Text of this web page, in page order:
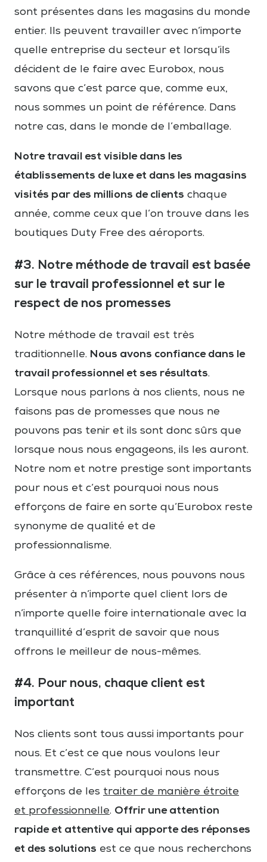
sont présentes dans les magasins du monde
entier. Ils peuvent travailler avec n’importe
quelle entreprise du secteur et lorsqu’ils
décident de le faire avec Eurobox, nous
savons que c’est parce que, comme eux,
nous sommes un point de référence. Dans
notre cas, dans le monde de l’emballage.
Notre travail est visible dans les
établissements de luxe et dans les magasins
visités par des millions de clients chaque
année, comme ceux que l’on trouve dans les
boutiques Duty Free des aéroports.
#3. Notre méthode de travail est basée
sur le travail professionnel et sur le
respect de nos promesses
Notre méthode de travail est très
traditionnelle. Nous avons confiance dans le
travail professionnel et ses résultats.
Lorsque nous parlons à nos clients, nous ne
faisons pas de promesses que nous ne
pouvons pas tenir et ils sont donc sûrs que
lorsque nous nous engageons, ils les auront.
Notre nom et notre prestige sont importants
pour nous et c’est pourquoi nous nous
efforçons de faire en sorte qu’Eurobox reste
synonyme de qualité et de
professionnalisme.
Grâce à ces références, nous pouvons nous
présenter à n’importe quel client lors de
n’importe quelle foire internationale avec la
tranquillité d’esprit de savoir que nous
offrons le meilleur de nous-mêmes.
#4. Pour nous, chaque client est
important
Nos clients sont tous aussi importants pour
nous. Et c’est ce que nous voulons leur
transmettre. C’est pourquoi nous nous
efforçons de les traiter de manière étroite
et professionnelle. Offrir une attention
rapide et attentive qui apporte des réponses
et des solutions est ce que nous recherchons